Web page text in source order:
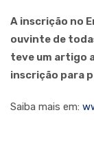
A inscrição no
ouvinte de
teve um artigo
inscrição para
Saiba mais em: